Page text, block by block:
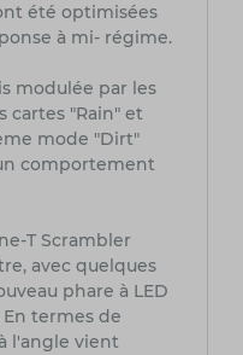
été optimisées
à mi- régime.
modulée par les
cartes "Rain" et
mode "Dirt"
comportement
T Scrambler
avec quelques
phare à LED
termes de
l'angle vient